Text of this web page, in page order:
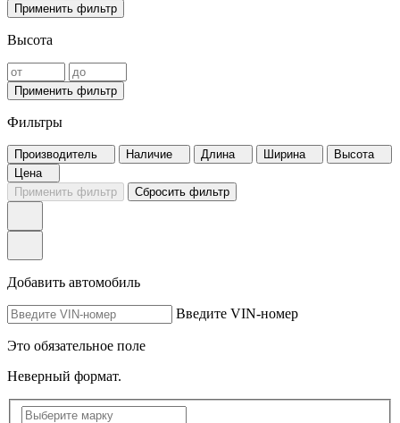
Применить фильтр
Высота
Применить фильтр
Фильтры
Производитель Наличие Длина Ширина
Высота
Цена
Применить фильтр
Сбросить фильтр
Добавить автомобиль
Введите VIN-номер
Это обязательное поле
Неверный формат.